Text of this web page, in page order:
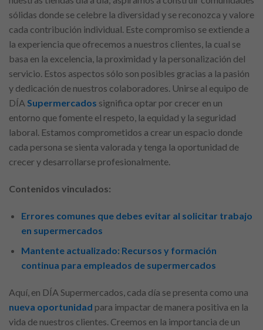
sólidas donde se celebre la diversidad y se reconozca y valore
cada contribución individual. Este compromiso se extiende a
la experiencia que ofrecemos a nuestros clientes, la cual se
basa en la excelencia, la proximidad y la personalización del
servicio. Estos aspectos sólo son posibles gracias a la pasión
y dedicación de nuestros colaboradores. Unirse al equipo de
DÍA Supermercados significa optar por crecer en un
entorno que fomente el respeto, la equidad y la seguridad
laboral. Estamos comprometidos a crear un espacio donde
cada persona se sienta valorada y tenga la oportunidad de
crecer y desarrollarse profesionalmente.
Contenidos vinculados:
Errores comunes que debes evitar al solicitar trabajo
en supermercados
Mantente actualizado: Recursos y formación
continua para empleados de supermercados
Aquí, en DÍA Supermercados, cada día se presenta como una
nueva oportunidad para impactar de manera positiva en la
vida de nuestros clientes. Creemos en la importancia de un